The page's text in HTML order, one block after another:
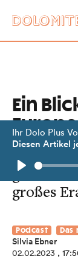
Ihr Dolo Plus
Diesen Artikel
Play
Ein
Fünf
großes
Podcast Das
Silvia Ebner
02.02.2023 ,